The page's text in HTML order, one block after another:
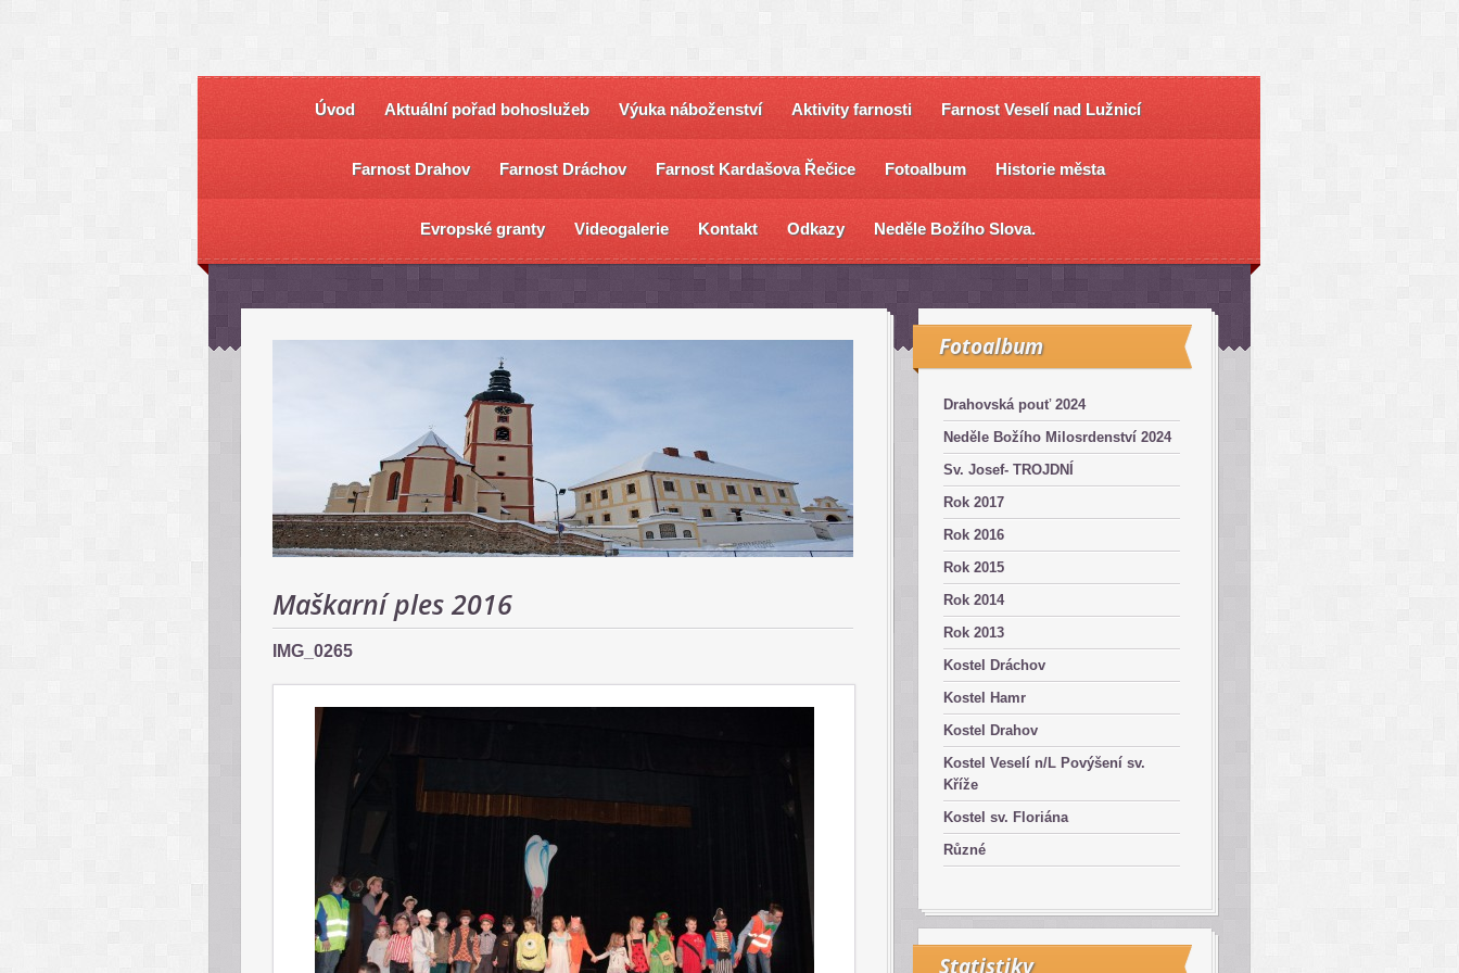
Úvod Aktuální pořad bohoslužeb Výuka náboženství Aktivity farnosti Farnost Veselí nad Lužnicí
Farnost Drahov Farnost Dráchov Farnost Kardašova Řečice Fotoalbum Historie města
Evropské granty Videogalerie Kontakt Odkazy Neděle Božího Slova.
Maškarní ples 2016
IMG_0265
Fotoalbum
Drahovská pouť 2024
Neděle Božího Milosrdenství 2024
Sv. Josef- TROJDNÍ
Rok 2017
Rok 2016
Rok 2015
Rok 2014
Rok 2013
Kostel Dráchov
Kostel Hamr
Kostel Drahov
Kostel Veselí n/L Povýšení sv.
Kříže
Kostel sv. Floriána
Různé
Statistiky